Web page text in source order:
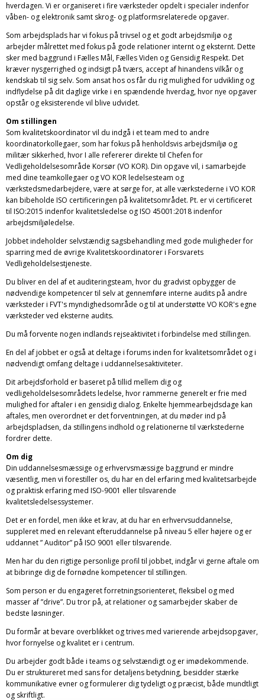
hverdagen. Vi er organiseret i fire værksteder opdelt i specialer indenfor
våben- og elektronik samt skrog- og platformsrelaterede opgaver.
Som arbejdsplads har vi fokus på trivsel og et godt arbejdsmiljø og
arbejder målrettet med fokus på gode relationer internt og eksternt. Dette
sker med baggrund i Fælles Mål, Fælles Viden og Gensidig Respekt. Det
kræver nysgerrighed og indsigt på tværs, accept af hinandens vilkår og
kendskab til sig selv. Som ansat hos os får du rig mulighed for udvikling og
indflydelse på dit daglige virke i en spændende hverdag, hvor nye opgaver
opstår og eksisterende vil blive udvidet.
Om stillingen
Som kvalitetskoordinator vil du indgå i et team med to andre
koordinatorkollegaer, som har fokus på henholdsvis arbejdsmiljø og
militær sikkerhed, hvor I alle refererer direkte til Chefen for
Vedligeholdelsesområde Korsør (VO KOR). Din opgave vil, i samarbejde
med dine teamkollegaer og VO KOR ledelsesteam og
værkstedsmedarbejdere, være at sørge for, at alle værkstederne i VO KOR
kan bibeholde ISO certificeringen på kvalitetsområdet. Pt. er vi certificeret
til ISO:2015 indenfor kvalitetsledelse og ISO 45001:2018 indenfor
arbejdsmiljøledelse.
Jobbet indeholder selvstændig sagsbehandling med gode muligheder for
sparring med de øvrige Kvalitetskoordinatorer i Forsvarets
Vedligeholdelsestjeneste.
Du bliver en del af et auditeringsteam, hvor du gradvist opbygger de
nødvendige kompetencer til selv at gennemføre interne audits på andre
værksteder i FVT's myndighedsområde og til at understøtte VO KOR's egne
værksteder ved eksterne audits.
Du må forvente nogen indlands rejseaktivitet i forbindelse med stillingen.
En del af jobbet er også at deltage i forums inden for kvalitetsområdet og i
nødvendigt omfang deltage i uddannelsesaktiviteter.
Dit arbejdsforhold er baseret på tillid mellem dig og
vedligeholdelsesområdets ledelse, hvor rammerne generelt er frie med
mulighed for aftaler i en gensidig dialog. Enkelte hjemmearbejdsdage kan
aftales, men overordnet er det forventningen, at du møder ind på
arbejdspladsen, da stillingens indhold og relationerne til værkstederne
fordrer dette.
Om dig
Din uddannelsesmæssige og erhvervsmæssige baggrund er mindre
væsentlig, men vi forestiller os, du har en del erfaring med kvalitetsarbejde
og praktisk erfaring med ISO-9001 eller tilsvarende
kvalitetsledelsessystemer.
Det er en fordel, men ikke et krav, at du har en erhvervsuddannelse,
suppleret med en relevant efteruddannelse på niveau 5 eller højere og er
uddannet ” Auditor” på ISO 9001 eller tilsvarende.
Men har du den rigtige personlige profil til jobbet, indgår vi gerne aftale om
at bibringe dig de fornødne kompetencer til stillingen.
Som person er du engageret forretningsorienteret, fleksibel og med
masser af ”drive”. Du tror på, at relationer og samarbejder skaber de
bedste løsninger.
Du formår at bevare overblikket og trives med varierende arbejdsopgaver,
hvor fornyelse og kvalitet er i centrum.
Du arbejder godt både i teams og selvstændigt og er imødekommende.
Du er struktureret med sans for detaljens betydning, besidder stærke
kommunikative evner og formulerer dig tydeligt og præcist, både mundtligt
og skriftligt.